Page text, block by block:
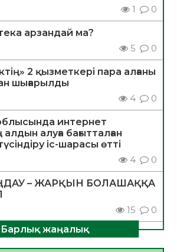
1 0
арзандай ма?
5 0
2 қызметкері пара алғаны
шығарылды
4 0
интернет
алуға бағытталған
іс-шарасы өтті
4 0
– ЖАРҚЫН БОЛАШАҚҚА
15 0
– АЗАМАТТЫҚ
Барлық жаңалық